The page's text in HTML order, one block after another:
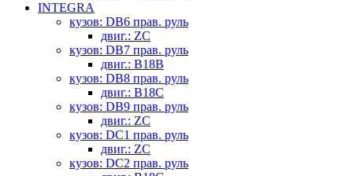
INTEGRA
кузов: DB6 прав. руль
двиг.: ZC
кузов: DB7 прав. руль
двиг.: B18B
кузов: DB8 прав. руль
двиг.: B18C
кузов: DB9 прав. руль
двиг.: ZC
кузов: DC1 прав. руль
двиг.: ZC
кузов: DC2 прав. руль